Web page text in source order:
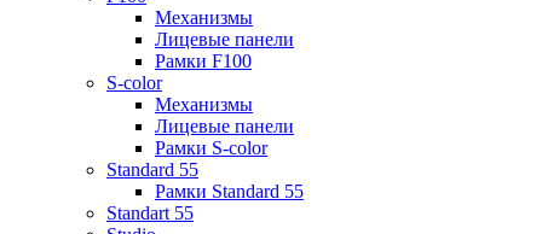
Механизмы
Лицевые панели
Рамки F100
S-color
Механизмы
Лицевые панели
Рамки S-color
Standard 55
Рамки Standard 55
Standart 55